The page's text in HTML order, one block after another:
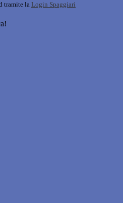
tramite la Login Spaggiari